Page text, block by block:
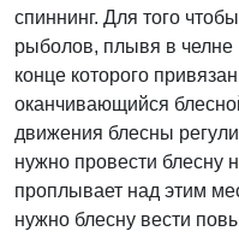
спиннинг. Для того
рыболов, плывя в челне
конце которого
оканчивающийся
движения блесны
нужно провести блесну
проплывает над этим
нужно блесну вести